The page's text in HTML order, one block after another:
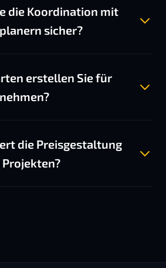
die Koordination mit
sicher?
erstellen Sie für
die Preisgestaltung